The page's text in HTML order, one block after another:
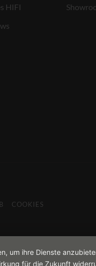
HIFI
COOKIES
um ihre Dienste
für die Zukunft